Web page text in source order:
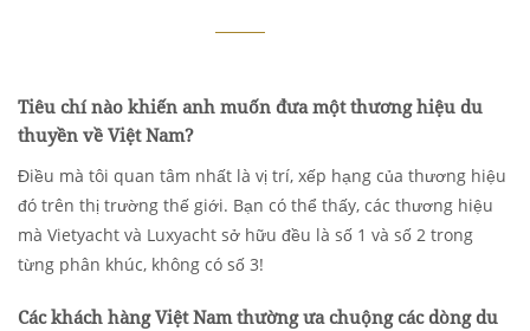
Tiêu chí nào khiến anh muốn đưa một thương hiệu du
thuyền về Việt Nam?
Điều mà tôi quan tâm nhất là vị trí, xếp hạng của thương hiệu
đó trên thị trường thế giới. Bạn có thể thấy, các thương hiệu
mà Vietyacht và Luxyacht sở hữu đều là số 1 và số 2 trong
từng phân khúc, không có số 3!
Các khách hàng Việt Nam thường ưa chuộng các dòng du